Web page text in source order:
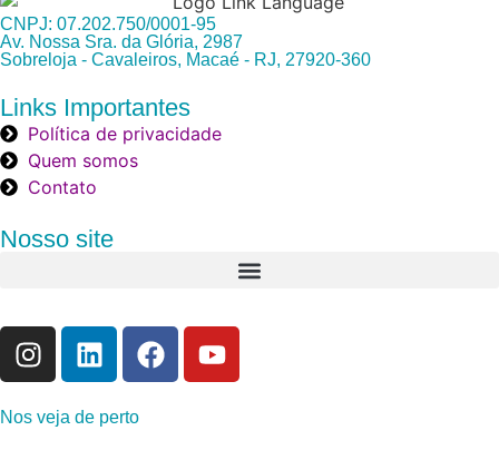
CNPJ: 07.202.750/0001-95
Av. Nossa Sra. da Glória, 2987
Sobreloja - Cavaleiros, Macaé - RJ, 27920-360
Links Importantes
Política de privacidade
Quem somos
Contato
Nosso site
Nos veja de perto